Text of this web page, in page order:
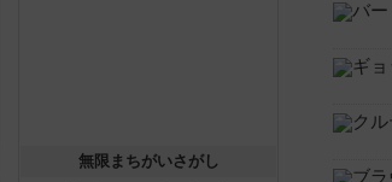
無限まちがいさがし